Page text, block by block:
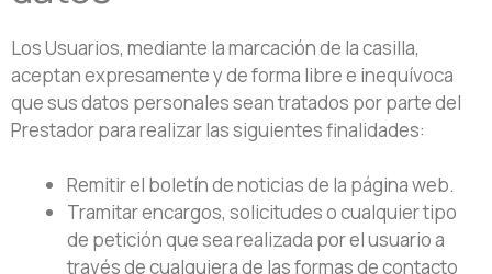
Los Usuarios, mediante la marcación de la casilla,
aceptan expresamente y de forma libre e inequívoca
que sus datos personales sean tratados por parte del
Prestador para realizar las siguientes finalidades:
Remitir el boletín de noticias de la página web.
Tramitar encargos, solicitudes o cualquier tipo
de petición que sea realizada por el usuario a
través de cualquiera de las formas de contacto